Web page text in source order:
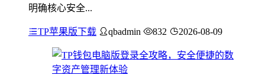
明确核心安全...
TP苹果版下载 qbadmin 832 2026-08-09